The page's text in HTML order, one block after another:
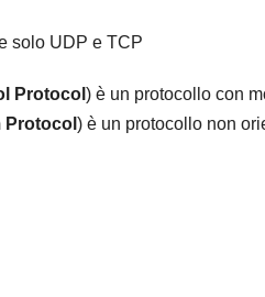
solo UDP e TCP
Protocol ) è un protocollo con
Protocol ) è un protocollo non